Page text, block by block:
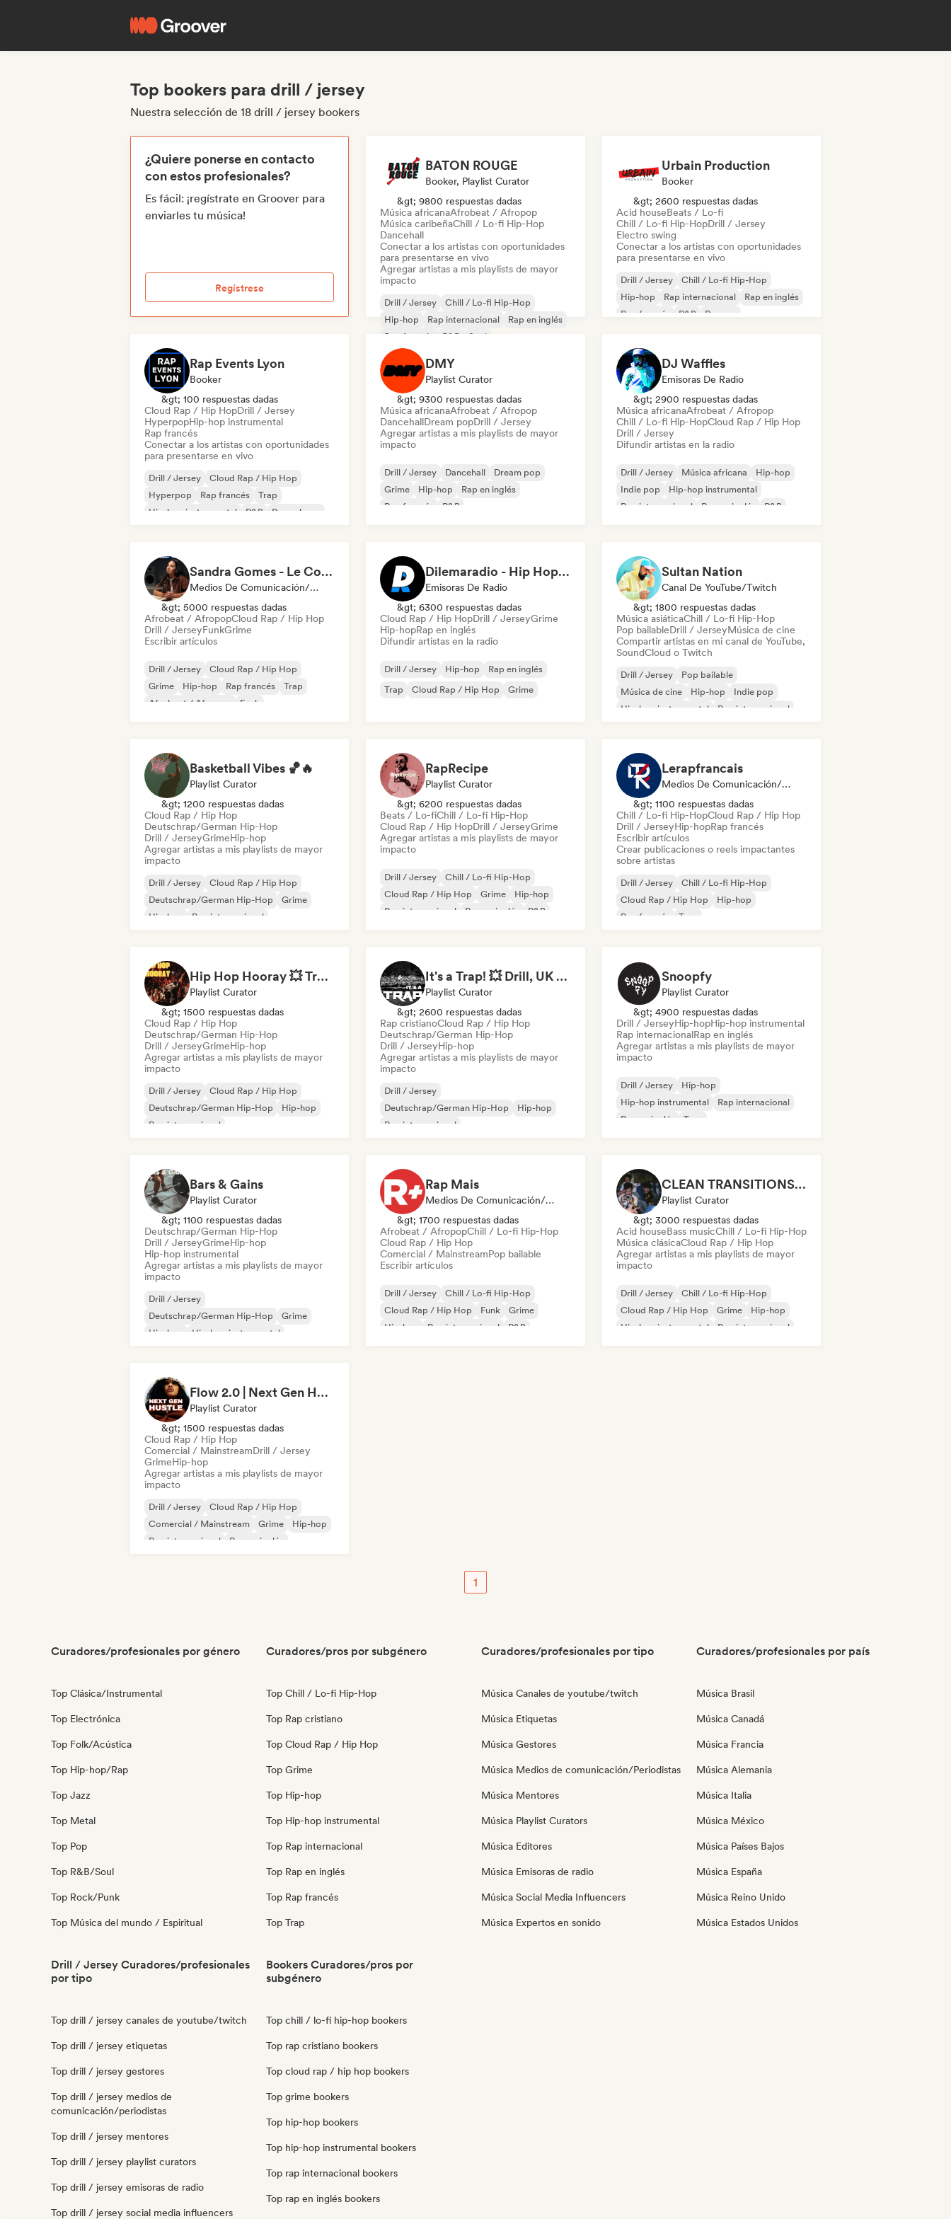
Top bookers para drill / jersey
Nuestra selección de 18 drill / jersey bookers
¿Quiere ponerse en contacto
con estos profesionales?
Es fácil: ¡regístrate en Groover para
enviarles tu música!
Regístrese
BATON ROUGE
Booker, Playlist Curator
&gt; 9800 respuestas dadas
Música africanaAfrobeat / Afropop
Música caribeñaChill / Lo-fi Hip-Hop
Dancehall
Conectar a los artistas con oportunidades
para presentarse en vivo
Agregar artistas a mis playlists de mayor
impacto
Drill / Jersey
Chill / Lo-fi Hip-Hop
Hip-hop
Rap internacional
Rap en inglés
Rap francés
R&B Soul
Urbain Production
Booker
&gt; 2600 respuestas dadas
Acid houseBeats / Lo-fi
Chill / Lo-fi Hip-HopDrill / Jersey
Electro swing
Conectar a los artistas con oportunidades
para presentarse en vivo
Drill / Jersey
Chill / Lo-fi Hip-Hop
Hip-hop
Rap internacional
Rap en inglés
Rap francés
R&B Reggae
Rap Events Lyon
Booker
&gt; 100 respuestas dadas
Cloud Rap / Hip HopDrill / Jersey
HyperpopHip-hop instrumental
Rap francés
Conectar a los artistas con oportunidades
para presentarse en vivo
Drill / Jersey
Cloud Rap / Hip Hop
Hyperpop
Rap francés
Trap
Hip-hop instrumental
R&B Pop urbano
DMY
Playlist Curator
&gt; 9300 respuestas dadas
Música africanaAfrobeat / Afropop
DancehallDream popDrill / Jersey
Agregar artistas a mis playlists de mayor
impacto
Drill / Jersey Dancehall
Dream pop
Grime
Hip-hop
Rap en inglés
Rap francés
R&B
DJ Waffles
Emisoras De Radio
&gt; 2900 respuestas dadas
Música africanaAfrobeat / Afropop
Chill / Lo-fi Hip-HopCloud Rap / Hip Hop
Drill / Jersey
Difundir artistas en la radio
Drill / Jersey Música africana
Hip-hop
Indie pop
Hip-hop instrumental
Rap internacional
Rap en inglés R&B
Sandra Gomes - Le Code Review & 1993initiales
Medios De Comunicación/Periodista
&gt; 5000 respuestas dadas
Afrobeat / AfropopCloud Rap / Hip Hop
Drill / JerseyFunkGrime
Escribir artículos
Drill / Jersey
Cloud Rap / Hip Hop
Grime
Hip-hop Rap francés
Trap
Afrobeat / Afropop
Funk
Dilemaradio - Hip Hop Music
Emisoras De Radio
&gt; 6300 respuestas dadas
Cloud Rap / Hip HopDrill / JerseyGrime
Hip-hopRap en inglés
Difundir artistas en la radio
Drill / Jersey Hip-hop
Rap en inglés
Trap
Cloud Rap / Hip Hop Grime
Sultan Nation
Canal De YouTube/Twitch
&gt; 1800 respuestas dadas
Música asiáticaChill / Lo-fi Hip-Hop
Pop bailableDrill / JerseyMúsica de cine
Compartir artistas en mi canal de YouTube,
SoundCloud o Twitch
Drill / Jersey
Pop bailable
Música de cine
Hip-hop
Indie pop
Hip-hop instrumental
Rap internacional
Basketball Vibes 🏀🔥
Playlist Curator
&gt; 1200 respuestas dadas
Cloud Rap / Hip Hop
Deutschrap/German Hip-Hop
Drill / JerseyGrimeHip-hop
Agregar artistas a mis playlists de mayor
impacto
Drill / Jersey
Cloud Rap / Hip Hop
Deutschrap/German Hip-Hop
Grime
Hip-hop
Rap internacional
RapRecipe
Playlist Curator
&gt; 6200 respuestas dadas
Beats / Lo-fiChill / Lo-fi Hip-Hop
Cloud Rap / Hip HopDrill / JerseyGrime
Agregar artistas a mis playlists de mayor
impacto
Drill / Jersey
Chill / Lo-fi Hip-Hop
Cloud Rap / Hip Hop
Grime
Hip-hop
Rap internacional
Rap en inglés R&B
Lerapfrancais
Medios De Comunicación/Periodista, Social Media Influencer
&gt; 1100 respuestas dadas
Chill / Lo-fi Hip-HopCloud Rap / Hip Hop
Drill / JerseyHip-hopRap francés
Escribir artículos
Crear publicaciones o reels impactantes
sobre artistas
Drill / Jersey
Chill / Lo-fi Hip-Hop
Cloud Rap / Hip Hop
Hip-hop
Rap francés
Trap
Hip Hop Hooray 💥 Trap, Hype & Party Rap Bangers
Playlist Curator
&gt; 1500 respuestas dadas
Cloud Rap / Hip Hop
Deutschrap/German Hip-Hop
Drill / JerseyGrimeHip-hop
Agregar artistas a mis playlists de mayor
impacto
Drill / Jersey
Cloud Rap / Hip Hop
Deutschrap/German Hip-Hop
Hip-hop
Rap internacional
It's a Trap! 💥 Drill, UK Drill & Hard-Hitting Trap
Playlist Curator
&gt; 2600 respuestas dadas
Rap cristianoCloud Rap / Hip Hop
Deutschrap/German Hip-Hop
Drill / JerseyHip-hop
Agregar artistas a mis playlists de mayor
impacto
Drill / Jersey
Deutschrap/German Hip-Hop
Hip-hop
Rap internacional
Snoopfy
Playlist Curator
&gt; 4900 respuestas dadas
Drill / JerseyHip-hopHip-hop instrumental
Rap internacionalRap en inglés
Agregar artistas a mis playlists de mayor
impacto
Drill / Jersey
Hip-hop
Hip-hop instrumental
Rap internacional
Rap en inglés
Trap
Bars & Gains
Playlist Curator
&gt; 1100 respuestas dadas
Deutschrap/German Hip-Hop
Drill / JerseyGrimeHip-hop
Hip-hop instrumental
Agregar artistas a mis playlists de mayor
impacto
Drill / Jersey
Deutschrap/German Hip-Hop
Grime
Hip-hop
Hip-hop instrumental
Rap Mais
Medios De Comunicación/Periodista
&gt; 1700 respuestas dadas
Afrobeat / AfropopChill / Lo-fi Hip-Hop
Cloud Rap / Hip Hop
Comercial / MainstreamPop bailable
Escribir artículos
Drill / Jersey
Chill / Lo-fi Hip-Hop
Cloud Rap / Hip Hop
Funk
Grime
Hip-hop
Rap internacional R&B
CLEAN TRANSITIONS😤
Playlist Curator
&gt; 3000 respuestas dadas
Acid houseBass musicChill / Lo-fi Hip-Hop
Música clásicaCloud Rap / Hip Hop
Agregar artistas a mis playlists de mayor
impacto
Drill / Jersey
Chill / Lo-fi Hip-Hop
Cloud Rap / Hip Hop
Grime
Hip-hop
Hip-hop instrumental
Rap internacional
Flow 2.0 | Next Gen Hustle
Playlist Curator
&gt; 1500 respuestas dadas
Cloud Rap / Hip Hop
Comercial / MainstreamDrill / Jersey
GrimeHip-hop
Agregar artistas a mis playlists de mayor
impacto
Drill / Jersey
Cloud Rap / Hip Hop
Comercial / Mainstream
Grime
Hip-hop
Rap internacional
Rap en inglés
1
Curadores/profesionales por género
Top Clásica/Instrumental
Top Electrónica
Top Folk/Acústica
Top Hip-hop/Rap
Top Jazz
Top Metal
Top Pop
Top R&B/Soul
Top Rock/Punk
Top Música del mundo / Espiritual
Curadores/pros por subgénero
Top Chill / Lo-fi Hip-Hop
Top Rap cristiano
Top Cloud Rap / Hip Hop
Top Grime
Top Hip-hop
Top Hip-hop instrumental
Top Rap internacional
Top Rap en inglés
Top Rap francés
Top Trap
Curadores/profesionales por tipo
Música Canales de youtube/twitch
Música Etiquetas
Música Gestores
Música Medios de comunicación/Periodistas
Música Mentores
Música Playlist Curators
Música Editores
Música Emisoras de radio
Música Social Media Influencers
Música Expertos en sonido
Curadores/profesionales por país
Música Brasil
Música Canadá
Música Francia
Música Alemania
Música Italia
Música México
Música Países Bajos
Música España
Música Reino Unido
Música Estados Unidos
Drill / Jersey Curadores/profesionales
por tipo
Top drill / jersey canales de youtube/twitch
Top drill / jersey etiquetas
Top drill / jersey gestores
Top drill / jersey medios de
comunicación/periodistas
Top drill / jersey mentores
Top drill / jersey playlist curators
Top drill / jersey emisoras de radio
Top drill / jersey social media influencers
Bookers Curadores/pros por
subgénero
Top chill / lo-fi hip-hop bookers
Top rap cristiano bookers
Top cloud rap / hip hop bookers
Top grime bookers
Top hip-hop bookers
Top hip-hop instrumental bookers
Top rap internacional bookers
Top rap en inglés bookers